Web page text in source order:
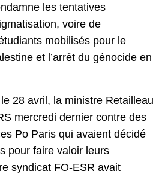
les tentatives
voire de
mobilisés pour le
et l’arrêt du génocide en
28 avril, la ministre Retailleau
mercredi dernier contre des
Po Paris qui avaient décidé
pour faire valoir leurs
syndicat FO-ESR avait